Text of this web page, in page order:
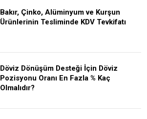
Bakır, Çinko, Alüminyum ve Kurşun
Ürünlerinin Tesliminde KDV Tevkifatı
Döviz Dönüşüm Desteği İçin Döviz
Pozisyonu Oranı En Fazla % Kaç
Olmalıdır?